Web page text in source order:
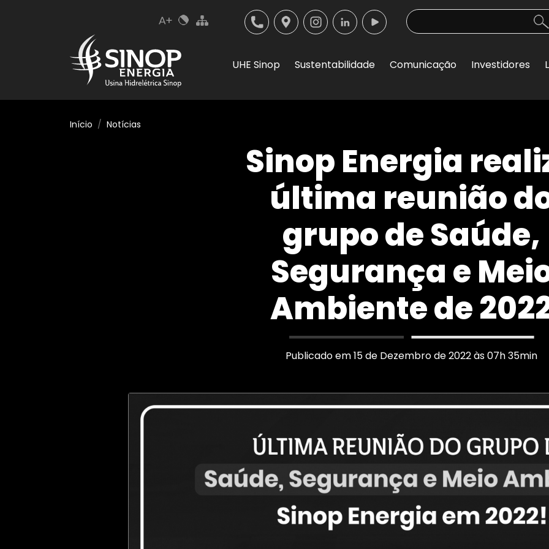
UHE Sinop Sustentabilidade Comunicação Investidores
Início Notícias
Sinop Energia
última reunião
grupo de Saúde,
Segurança e
Ambiente de
Publicado em 15 de Dezembro de 2022 às 07h 35min